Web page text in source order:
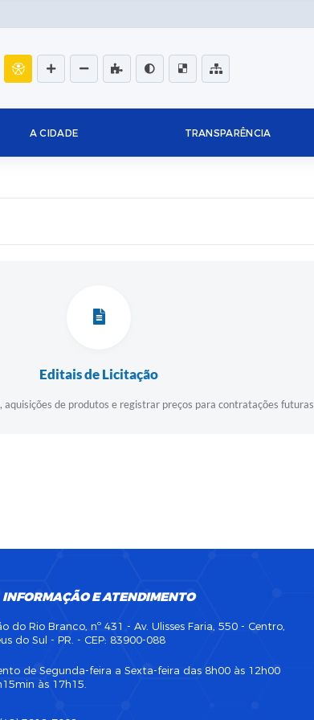
A CIDADE TRANSPARÊNCIA
Editais de Licitação
aquisições de produtos e registrar preços para contratações futuras
INFORMAÇÃO E ATENDIMENTO
do Rio Branco, nº 431 - Av. Ulisses Faria, 550 - Centro,
do Sul - PR. - CEP: 83900-088
de Segunda-feira a Sexta-feira das 8h00 às 12h00
às 17h15.